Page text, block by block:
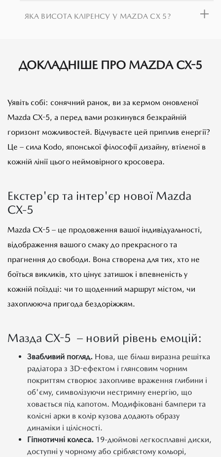
ЯКА ВИСОТА КЛІРЕНСУ У MAZDA CX 5?
ДОКЛАДНІШЕ ПРО MAZDA CX-5
Уявіть собі: сонячний ранок, ви за кермом оновленої
Mazda CX-5, а перед вами розкинувся безкрайній
горизонт можливостей. Відчуваєте цей приплив енергії?
Це – сила Kodo, японської філософії дизайну, втіленої в
кожній лінії цього неймовірного кросовера.
Екстер'єр та інтер'єр нової Mazda
СХ-5
Mazda CX-5 – це продовження вашої індивідуальності,
відображення вашого смаку до прекрасного та
прагнення до свободи. Вона створена для тих, хто не
боїться викликів, хто цінує затишок і впевненість у
кожній поїздці: чи то щоденний маршрут містом, чи
захоплююча пригода бездоріжжям.
Мазда CX-5 – новий рівень емоцій:
Звабливий погляд. Нова, ще більш виразна решітка
радіатора з 3D-ефектом і глянсовим чорним
покриттям створює захопливе враження глибини і
об'єму, символізуючи нестримну енергію, що
ховається під капотом. Модифіковані бампери та
колісні арки в колір кузова додають образу
динаміки і цілісності.
Гіпнотичні колеса. 19-дюймові легкосплавні диски,
доступні у чорному або сріблястому кольорі,